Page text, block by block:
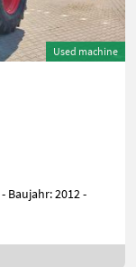
Used machine